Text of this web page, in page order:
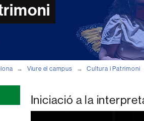
Viure el campus Cultura i Patrimoni
Iniciació a la